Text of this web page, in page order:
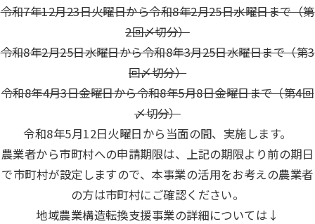
令和7年12月23日火曜日から令和8年2月25日水曜日まで（第
2回〆切分）
令和8年2月25日水曜日から令和8年3月25日水曜日まで（第3
回〆切分）
令和8年4月3日金曜日から令和8年5月8日金曜日まで（第4回
〆切分）
令和8年5月12日火曜日から当面の間、実施します。
農業者から市町村への申請期限は、上記の期限より前の期日
で市町村が設定しますので、本事業の活用をお考えの農業者
の方は市町村にご確認ください。
地域農業構造転換支援事業の詳細については↓